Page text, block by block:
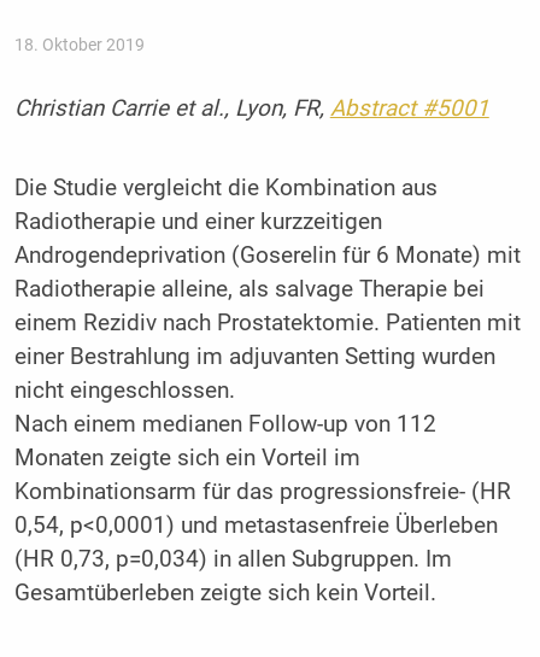
18. Oktober 2019
Christian Carrie et al., Lyon, FR, Abstract #5001
Die Studie vergleicht die Kombination aus
Radiotherapie und einer kurzzeitigen
Androgendeprivation (Goserelin für 6 Monate) mit
Radiotherapie alleine, als salvage Therapie bei
einem Rezidiv nach Prostatektomie. Patienten mit
einer Bestrahlung im adjuvanten Setting wurden
nicht eingeschlossen.
Nach einem medianen Follow-up von 112
Monaten zeigte sich ein Vorteil im
Kombinationsarm für das progressionsfreie- (HR
0,54, p<0,0001) und metastasenfreie Überleben
(HR 0,73, p=0,034) in allen Subgruppen. Im
Gesamtüberleben zeigte sich kein Vorteil.